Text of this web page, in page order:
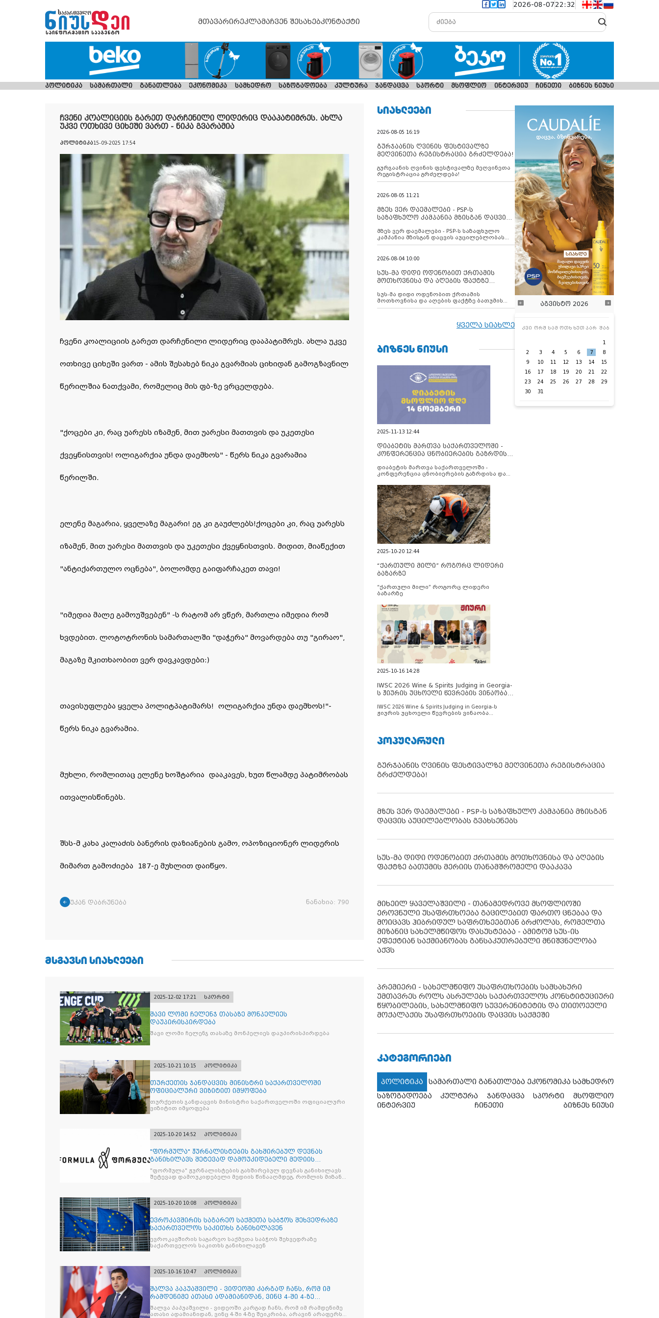
2026-08-0722:32
მთავარირეკლამაჩვენ შესახებკონტაქტი
პოლიტიკა სამართალი განათლება ეკონომიკა სამხედრო საზოგადოება კულტურა ჯანდაცვა სპორტი მსოფლიო ინტერვიუ ჩინეთი ბიზნეს ნიუსი
ჩვენი კოალიციის გარეთ დარჩენილი ლიდერიც დააპატიმრეს. ახლა
უკვე ოთხივე ციხეში ვართ - ნიკა გვარამია
პოლიტიკა15-09-2025 17:54
ჩვენი კოალიციის გარეთ დარჩენილი ლიდერიც დააპატიმრეს. ახლა უკვე
ოთხივე ციხეში ვართ - ამის შესახებ ნიკა გვარმიას ციხიდან გამოგზავნილ
წერილშია ნათქვამი, რომელიც მის ფბ-ზე ვრცელდება.
"ქოცები კი, რაც უარესს იზამენ, მით უარესი მათთვის და უკეთესი
ქვეყნისთვის! ოლიგარქია უნდა დაემხოს" - წერს ნიკა გვარამია
წერილში.
ელენე მაგარია, ყველაზე მაგარი! ეგ კი გაუძლებს!ქოცები კი, რაც უარესს
იზამენ, მით უარესი მათთვის და უკეთესი ქვეყნისთვის. მიდით, მიაწექით
"ანტიქართულო ოცნება", ბოლომდე გაიფარჩაკეთ თავი!
"იმედია მალე გამოუშვებენ" -ს რატომ არ ვწერ, მართლა იმედია რომ
ხვდებით. ლოტოტრონის სამართალში "დაჭერა" მოვარდება თუ "გირაო",
მაგაზე მკითხაობით ვერ დავკავდები:)
თავისუფლება ყველა პოლიტპატიმარს! ოლიგარქია უნდა დაემხოს!"-
წერს ნიკა გვარამია.
მუხლი, რომლითაც ელენე ხოშტარია დააკავეს, ხუთ წლამდე პატიმრობას
ითვალისწინებს.
შსს-მ კახა კალაძის ბანერის დაზიანების გამო, ოპოზიციონერ ლიდერის
მიმართ გამოძიება 187-ე მუხლით დაიწყო.
უკან დაბრუნება ნანახია: 790
ᲛᲡᲒᲐᲕᲡᲘ ᲡᲘᲐᲮᲚᲔᲔᲑᲘ
2025-12-02 17:21 სპორტი
შავი ლომი ჩელენჯ თასაზე მონპელიეს
დაუპირისპირდება
შავი ლომი ჩელენჯ თასაზე მონპელიეს დაუპირისპირდება
2025-10-21 10:15 პოლიტიკა
თურქეთის ჯანდაცვის მინისტრი საქართველოში
ოფიციალური ვიზიტით იმყოფება
თურქეთის ჯანდაცვის მინისტრი საქართველოში ოფიციალური
ვიზიტით იმყოფება
2025-10-20 14:52 პოლიტიკა
"ფორმულა" ჟურნალისტების გახშირებულ დევნას
განიხილავს შეტევად დამოუკიდებელი მედიის
წინააღმდ
"ფორმულა" ჟურნალისტების გახშირებულ დევნას განიხილავს
შეტევად დამოუკიდებელი მედიის წინააღმდეგ, რომლის მიზანი
2025-10-20 10:08 პოლიტიკა
ევროკავშირის საგარეო საქმეთა საბჭოს შეხვედრაზე
საქართველოს საკითხს განიხილავენ
ევროკავშირის საგარეო საქმეთა საბჭოს შეხვედრაზე
საქართველოს საკითხს განიხილავენ
2025-10-16 10:47 პოლიტიკა
შალვა პაპუაშვილი - ვიდეოში კარგად ჩანს, რომ იმ
რამდენიმე ათასი ადამიანიდან, ვინც 4-ში 4-ზე
შეიკრიბა,
შალვა პაპუაშვილი - ვიდეოში კარგად ჩანს, რომ იმ რამდენიმე
ათასი ადამიანიდან, ვინც 4-ში 4-ზე შეიკრიბა, არავინ არაფერს
ᲡᲘᲐᲮᲚᲔᲔᲑᲘ
2026-08-05 16:19
გურჯაანის ღვინის ფესტივალზე
მეღვინეთა რეგისტრაცია გრძელდება!
გურჯაანის ღვინის ფესტივალზე მეღვინეთა
რეგისტრაცია გრძელდება!
2026-08-05 11:21
მზეს ვერ დაემალები - PSP-ს
საზაფხულო კამპანია მზისგან დაცვის
მზეს ვერ დაემალები - PSP-ს საზაფხულო
კამპანია მზისგან დაცვის აუცილებლობას
გვახსენებს
2026-08-04 10:00
სუს-მა დიდი ოდენობით ქრთამის
მოთხოვნისა და აღების ფაქტზე
დააკავა
სუს-მა დიდი ოდენობით ქრთამის
მოთხოვნისა და აღების ფაქტზე ბათუმის
მერიის თანამშრომელი დააკავა
ყველა სიახლე
ᲑᲘᲖᲜᲔᲡ ᲜᲘᲣᲡᲘ
2025-11-13 12:44
დიაბეტის მართვა საქართველოში -
კონფერენცია ცნობიერების გაზრდისა
დიაბეტის მართვა საქართველოში -
კონფერენცია ცნობიერების გაზრდისა და
2025-10-20 12:44
“ქართული მილი” როგორც ლიდერი
ბაზარზე
“ქართული მილი” როგორც ლიდერი
ბაზარზე
2025-10-16 14:28
IWSC 2026 Wine & Spirits Judging in Georgia-
ს ჟიურის უცხოელი წევრების ვინაობა
IWSC 2026 Wine & Spirits Judging in Georgia-ს
ჟიურის უცხოელი წევრების ვინაობა
აგვისტო 2026
კვი ორშ სამ ოთხ ხუთ პარ შაბ
1
2
3 4 5 6 7
8
9
10 11 12 13 14
15
16
17 18 19 20 21
22
23
24 25 26 27 28
29
30
31
ᲞᲝᲞᲣᲚᲐᲠᲣᲚᲘ
გურჯაანის ღვინის ფესტივალზე მეღვინეთა რეგისტრაცია
გრძელდება!
მზეს ვერ დაემალები - PSP-ს საზაფხულო კამპანია მზისგან
დაცვის აუცილებლობას გვახსენებს
სუს-მა დიდი ოდენობით ქრთამის მოთხოვნისა და აღების
ფაქტზე ბათუმის მერიის თანამშრომელი დააკავა
მიხეილ ყაველაშვილი - თანამედროვე მსოფლიოში
ეროვნული უსაფრთხოება გაცილებით ფართო ცნებაა და
მოიცავს ჰიბრიდულ საფრთხეებთან ბრძოლას, რომელთა
მიზანიც სახელმწიფოს დასუსტებაა - ამიტომ სუს-ის
ეფექტიან საქმიანობას განსაკუთრებული მნიშვნელობა
აქვს
პრემიერი - სახელმწიფო უსაფრთხოების სამსახური
უმთავრეს როლს ასრულებს საქართველოს კონსტიტუციური
წყობილების, სახელმწიფო სუვერენიტეტის და თითოეული
მოქალაქის უსაფრთხოების დაცვის საქმეში
ᲙᲐᲢᲔᲒᲝᲠᲘᲔᲑᲘ
პოლიტიკა სამართალი განათლება ეკონომიკა სამხედრო
საზოგადოება
კულტურა ჯანდაცვა სპორტი
მსოფლიო
ინტერვიუ
ჩინეთი ბიზნეს ნიუსი